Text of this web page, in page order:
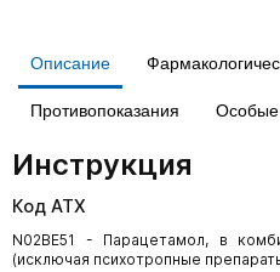
Описание
Противопоказания Особые
Инструкция
Код АТХ
N02BE51 - Парацетамол, в
(исключая психотропные